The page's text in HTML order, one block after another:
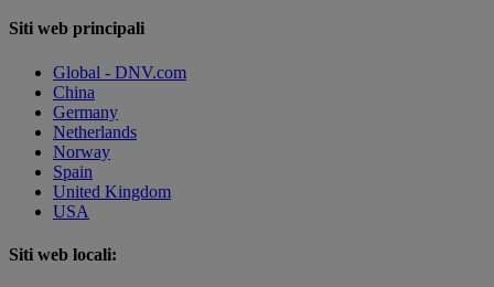
Siti web principali
Global - DNV.com
China
Germany
Netherlands
Norway
Spain
United Kingdom
USA
Siti web locali: